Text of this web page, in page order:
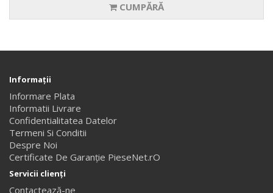
CUMPĂRĂ
Informaţii
Informare Plata
Informatii Livrare
Confidentialitatea Datelor
Termeni Si Conditii
Despre Noi
Certificate De Garanție PieseNet.rO
Servicii clienţi
Contactează-ne